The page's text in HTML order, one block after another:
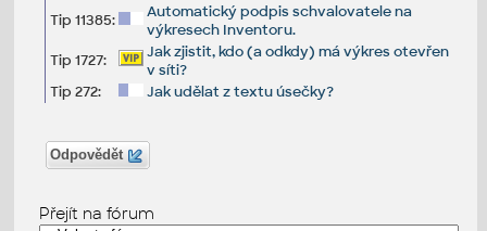
Tip 11385:
Automatický podpis schvalovatele na
výkresech Inventoru.
Tip 1727:
Jak zjistit, kdo (a odkdy) má výkres otevřen
v síti?
Tip 272:
Jak udělat z textu úsečky?
Odpovědět
Přejít na fórum